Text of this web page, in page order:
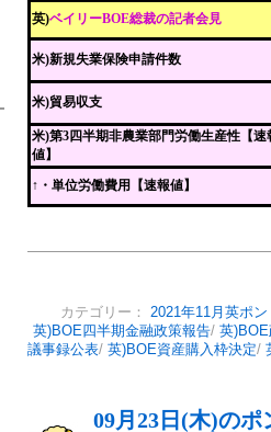
英)ベイリーBOE総裁の記者会見
米)新規失業保険申請件数
米)貿易収支
米)第3四半期非農業部門労働生産性【速
値】
↑・単位労働費用【速報値】
カテゴリー： 2021年11月英ポン
英)BOE四半期金融政策報告/ 英
議事録公表/ 英)BOE資産購入枠決定/
09月23日(木)の